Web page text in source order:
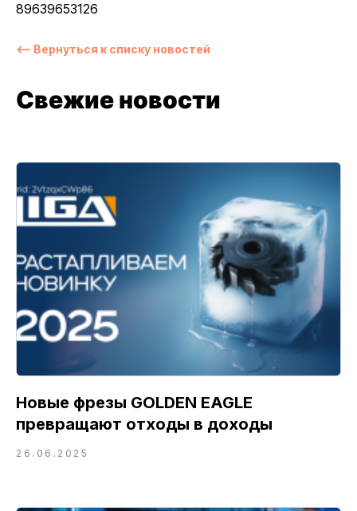
89639653126
⟵ Вернуться к списку новостей
Свежие новости
Новые фрезы GOLDEN EAGLE
превращают отходы в доходы
26.06.2025